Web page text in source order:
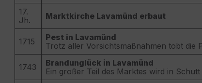
17.
Jh.
Marktkirche Lavamünd erbaut
1715
Pest in Lavamünd
Trotz aller Vorsichtsmaßnahmen tobt die
1743
Brandunglück in Lavamünd
Ein großer Teil des Marktes wird in